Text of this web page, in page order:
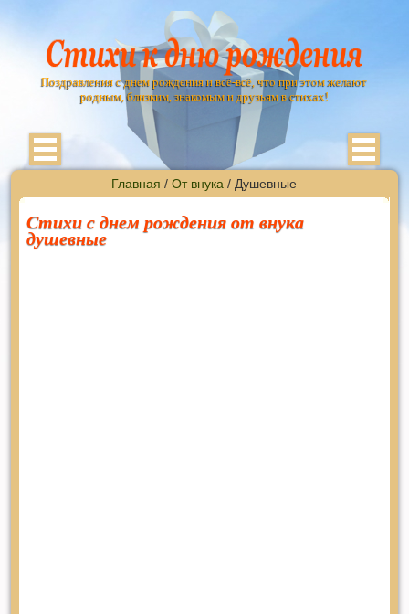
Поздравления с днем рождения и всё-всё, что при этом желают
родным, близким, знакомым и друзьям в стихах!
Главная /От внука / Душевные
Стихи с днем рождения от внука
душевные